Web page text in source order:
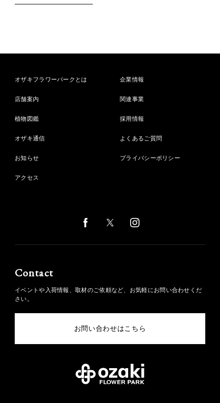
オザキフラワーパークとは
店舗案内
植物図鑑
オザキ通信
お知らせ
アクセス
企業情報
関連事業
採用情報
よくあるご質問
プライバシーポリシー
Contact
イベントや入荷情報、取材のご依頼など、お気軽にお問い合わせくだ
さい。
お問い合わせはこちら